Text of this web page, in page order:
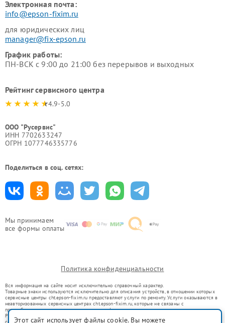
Мы принимаем
все формы оплаты
Электронная почта:
info@epson-fixim.ru
для юридических лиц
manager@fix-epson.ru
График работы:
ПН-ВСК с 9:00 до 21:00 без перерывов и выходных
Рейтинг сервисного центра
4.9-5.0
ООО "Русервис"
ИНН 7702633247
ОГРН 1077746335776
Поделиться в соц. сетях:
Политика конфиденциальности
Вся информация на сайте носит исключительно справочный характер.
Товарные знаки используются исключительно для описания устройств, в отношении которых
сервисные центры cht.epson-fixim.ru предоставляют услуги по ремонту. Услуги оказываются в
неавторизованных сервисных центрах cht.epson-fixim.ru, которые не связаны с
правообладателями товарных знаков или их официальными представителями.
Ремонт осуществляется для устройств, уже введенных в гражданский оборот в соответствии
Этот сайт использует файлы cookie. Вы можете